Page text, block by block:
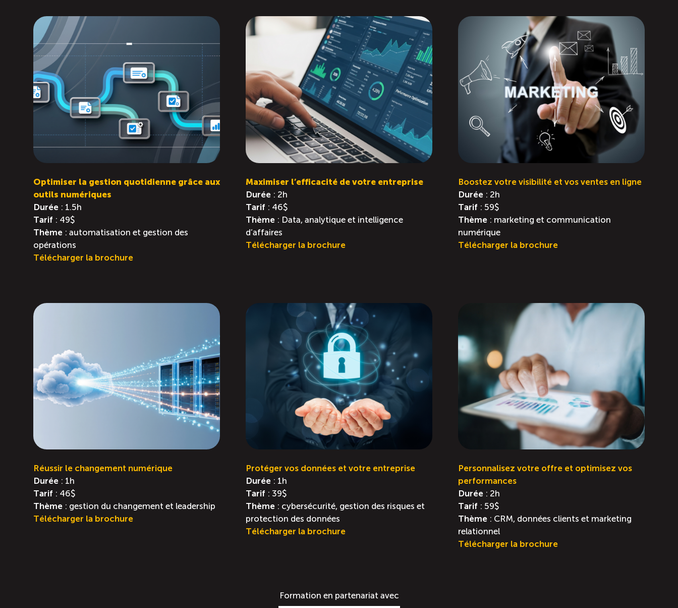
Optimiser la gestion quotidienne grâce aux
outils numériques
Durée : 1.5h
Tarif : 49$
Thème : automatisation et gestion des
opérations
Télécharger la brochure
Maximiser l’efficacité de votre entreprise
Durée : 2h
Tarif : 46$
Thème : Data, analytique et intelligence
d’affaires
Télécharger la brochure
Boostez votre visibilité et vos ventes en ligne
Durée : 2h
Tarif : 59$
Thème : marketing et communication
numérique
Télécharger la brochure
Réussir le changement numérique
Durée : 1h
Tarif : 46$
Thème : gestion du changement et leadership
Télécharger la brochure
Protéger vos données et votre entreprise
Durée : 1h
Tarif : 39$
Thème : cybersécurité, gestion des risques et
protection des données
Télécharger la brochure
Personnalisez votre offre et optimisez vos
performances
Durée : 2h
Tarif : 59$
Thème : CRM, données clients et marketing
relationnel
Télécharger la brochure
Formation en partenariat avec